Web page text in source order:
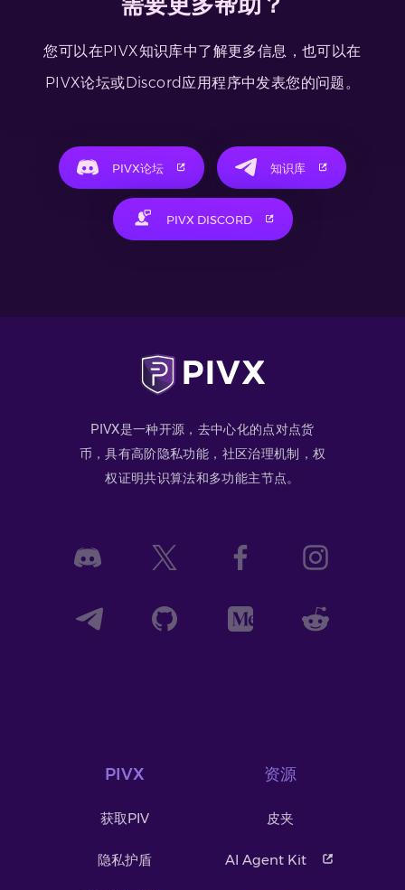
您可以在PIVX知识库中了解更多信息，也可以在
PIVX论坛或Discord应用程序中发表您的问题。
PIVX论坛 知识库
PIVX DISCORD
PIVX是一种开源，去中心化的点对点货
币，具有高阶隐私功能，社区治理机制，权
权证明共识算法和多功能主节点。
PIVX
获取PIV
隐私护盾
资源
皮夹
AI Agent Kit